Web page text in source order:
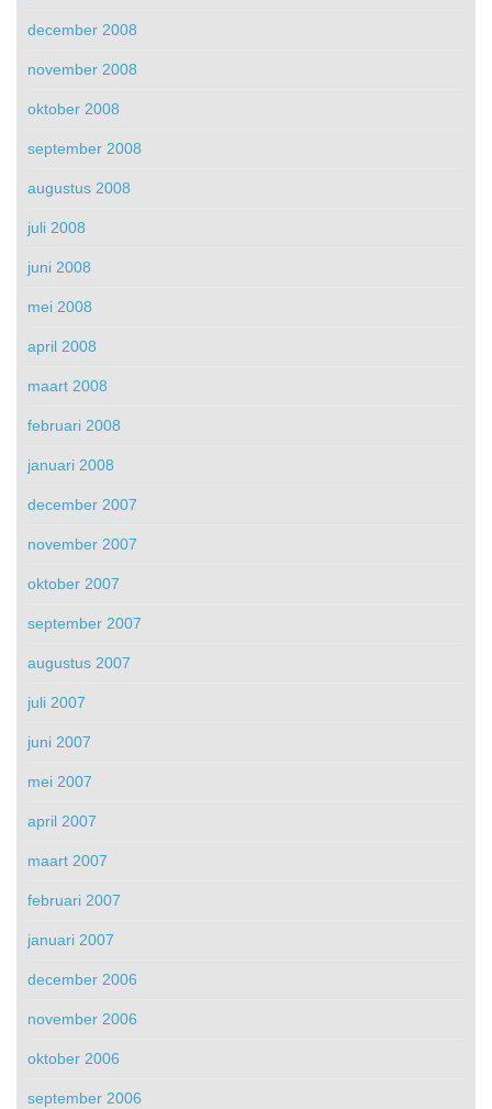
december 2008
november 2008
oktober 2008
september 2008
augustus 2008
juli 2008
juni 2008
mei 2008
april 2008
maart 2008
februari 2008
januari 2008
december 2007
november 2007
oktober 2007
september 2007
augustus 2007
juli 2007
juni 2007
mei 2007
april 2007
maart 2007
februari 2007
januari 2007
december 2006
november 2006
oktober 2006
september 2006